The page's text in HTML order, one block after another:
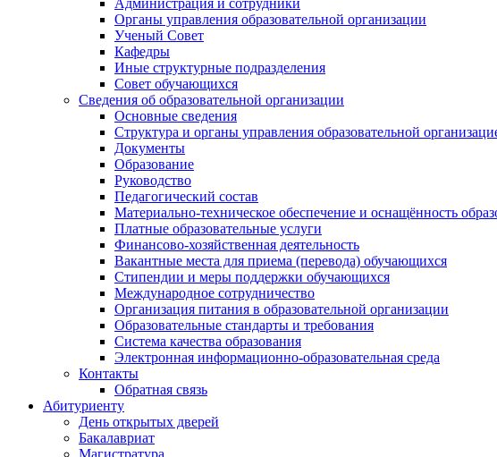
Органы управления образовательной организации
Ученый Совет
Кафедры
Иные структурные подразделения
Совет обучающихся
Сведения об образовательной организации
Основные сведения
Структура и органы управления образовательной
Документы
Образование
Руководство
Педагогический состав
Материально-техническое обеспечение и оснащённость
Платные образовательные услуги
Финансово-хозяйственная деятельность
Вакантные места для приема (перевода) обучающихся
Стипендии и меры поддержки обучающихся
Международное сотрудничество
Организация питания в образовательной организации
Образовательные стандарты и требования
Система качества образования
Электронная информационно-образовательная среда
Контакты
Обратная связь
Абитуриенту
День открытых дверей
Бакалавриат
Магистратура